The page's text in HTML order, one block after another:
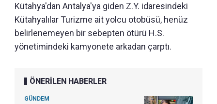
Kütahya'dan Antalya'ya giden Z.Y. idaresindeki
Kütahyalılar Turizme ait yolcu otobüsü, henüz
belirlenemeyen bir sebepten ötürü H.S.
yönetimindeki kamyonete arkadan çarptı.
ÖNERİLEN HABERLER
GÜNDEM